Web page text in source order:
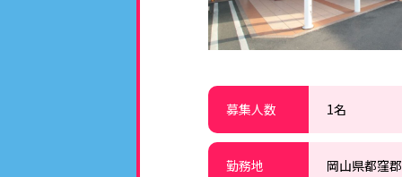
募集人数 1名
勤務地 岡山県都窪